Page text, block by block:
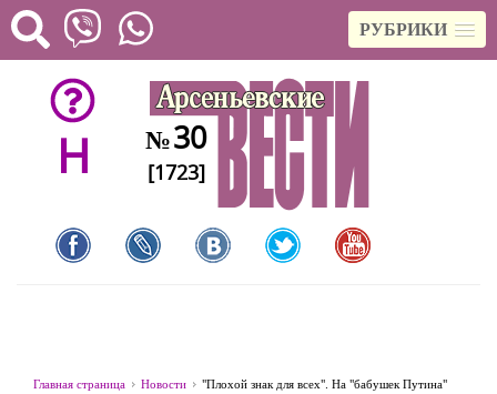
РУБРИКИ
H №30
[1723]
Главная страница Новости
"Плохой знак для всех". На "бабушек Путина"